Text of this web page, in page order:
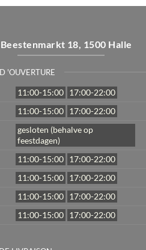
Beestenmarkt 18, 1500 Halle
'OUVERTURE
11:00-15:00 17:00-22:00
11:00-15:00 17:00-22:00
gesloten (behalve op
feestdagen)
11:00-15:00 17:00-22:00
11:00-15:00 17:00-22:00
11:00-15:00 17:00-22:00
11:00-15:00 17:00-22:00